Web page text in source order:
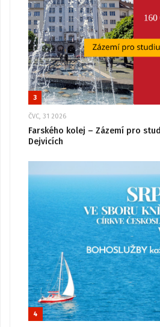
3
ČVC, 31 2026
Farského kolej – Zázemí pro
Dejvicích
4